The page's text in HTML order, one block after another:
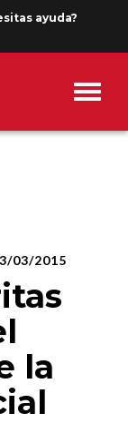
ayuda?
03/2015
la